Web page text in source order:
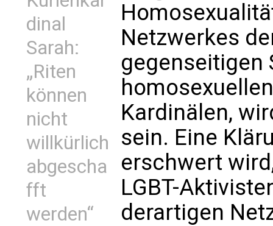
dinal
Sarah:
„Riten
können
nicht
willkürlich
abgescha
fft
werden“
Netzwerkes
gegenseitigen
Kardinälen,
sein. Eine
erschwert
LGBT-
derartigen